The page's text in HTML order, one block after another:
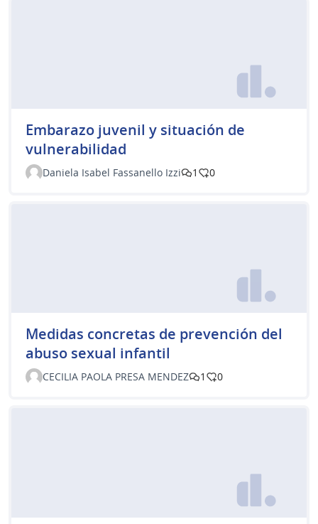
Embarazo juvenil y situación de
vulnerabilidad
Daniela Isabel Fassanello Izzi 1 0
Medidas concretas de prevención del
abuso sexual infantil
CECILIA PAOLA PRESA MENDEZ 1 0